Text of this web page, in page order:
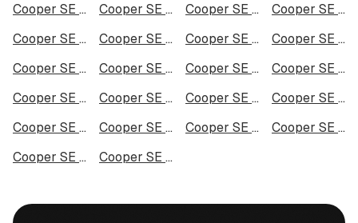
Cooper SE i Tromsø
Cooper SE i Ålesund Cooper SE i Moss
Cooper SE i Porsgrunn
Cooper SE i Bodø
Cooper SE i Arendal Cooper SE i Hamar
Cooper SE i Larvik
Cooper SE i Halden
Cooper SE i Lillehammer Cooper SE i Molde
Cooper SE i Kongsberg
Cooper SE i Harstad
Cooper SE i Gjøvik Cooper SE i Sarpsborg
Cooper SE i Sandefjord
Cooper SE i Kristiansund
Cooper SE i Tromsdalen Cooper SE i Narvik
Cooper SE i Steinkjer
Cooper SE i Haugesund
Cooper SE i Alta